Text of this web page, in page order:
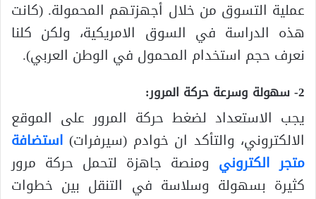
عملية التسوق من خلال أجهزتهم المحمولة. (كانت
هذه الدراسة في السوق الامريكية، ولكن كلنا
نعرف حجم استخدام المحمول في الوطن العربي).
2- سهولة وسرعة حركة المرور:
يجب الاستعداد لضغط حركة المرور على الموقع
الالكتروني، والتأكد ان خوادم (سيرفرات) استضافة
متجر الكتروني ومنصة جاهزة لتحمل حركة مرور
كثيرة بسهولة وسلاسة في التنقل بين خطوات